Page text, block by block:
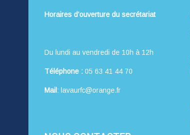
Horaires d’ouverture du secrétariat
Du lundi au vendredi de 10h à 12h
Téléphone : 05 63 41 44 70
Mail: lavaurfc@orange.fr